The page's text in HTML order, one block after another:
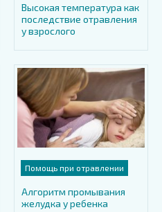
Высокая температура как
последствие отравления
у взрослого
Помощь при отравлении
Алгоритм промывания
желудка у ребенка